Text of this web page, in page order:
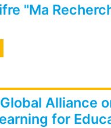
"Ma
Alliance
for